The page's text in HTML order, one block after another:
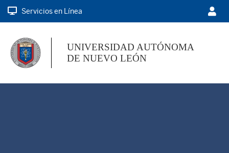
Servicios en Línea
UNIVERSIDAD AUTÓNOMA
DE NUEVO LEÓN